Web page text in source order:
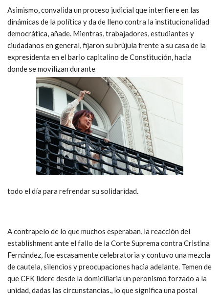
Asimismo, convalida un proceso judicial que interfiere en las
dinámicas de la política y da de lleno contra la institucionalidad
democrática, añade. Mientras, trabajadores, estudiantes y
ciudadanos en general, fijaron su brújula frente a su casa de la
expresidenta en el bario capitalino de Constitución, hacia
donde se movilizan durante
todo el día para refrendar su solidaridad.
A contrapelo de lo que muchos esperaban, la reacción del
establishment ante el fallo de la Corte Suprema contra Cristina
Fernández, fue escasamente celebratoria y contuvo una mezcla
de cautela, silencios y preocupaciones hacia adelante. Temen de
que CFK lidere desde la domiciliaria un peronismo forzado a la
unidad, dadas las circunstancias., lo que significa una postal